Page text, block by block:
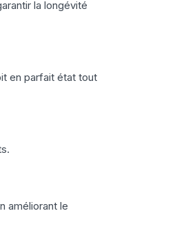
la longévité
en parfait état tout
améliorant le